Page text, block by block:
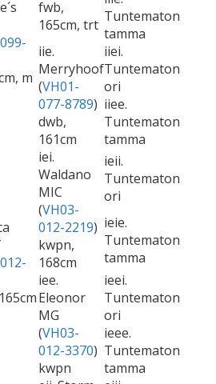
m
fwb,
165cm, trt Tuntematon
tamma
iie.
Merryhoof
(VH01-
077-8789)
dwb,
161cm
iiei.
Tuntematon
ori
iiee.
Tuntematon
tamma
iei.
Waldano
MIC
(VH03-
012-2219)
kwpn,
168cm
ieii.
Tuntematon
ori
ieie.
Tuntematon
tamma
iee.
Eleonor
MG
(VH03-
012-3370)
kwpn
ieei.
Tuntematon
ori
ieee.
Tuntematon
tamma